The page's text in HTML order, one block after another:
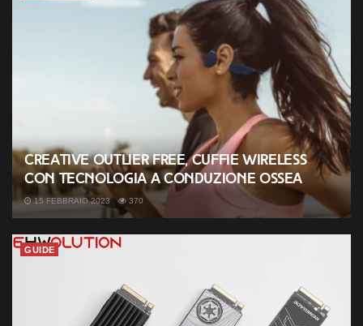
Creative Outlier Free, cuffie wireless
con tecnologia a conduzione ossea
15 FEBBRAIO 2023 370
GUIDE